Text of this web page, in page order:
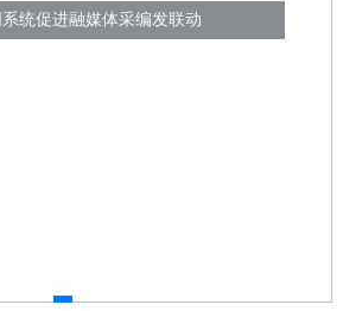
统促进融媒体采编发联动